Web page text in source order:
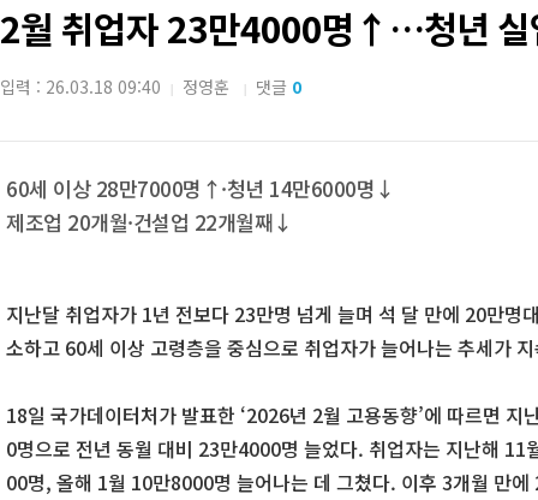
2월 취업자 23만4000명↑…청년 실
입력 : 26.03.18 09:40 | 정영훈 | 댓글 0
60세 이상 28만7000명↑·청년 14만6000명↓
제조업 20개월·건설업 22개월째↓
지난달 취업자가 1년 전보다 23만명 넘게 늘며 석 달 만에 20만명
소하고 60세 이상 고령층을 중심으로 취업자가 늘어나는 추세가
18일 국가데이터처가 발표한 ‘2026년 2월 고용동향’에 따르면
0명으로 전년 동월 대비 23만4000명 늘었다. 취업자는 지난해
00명, 올해 1월 10만8000명 늘어나는 데 그쳤다. 이후 3개월 만